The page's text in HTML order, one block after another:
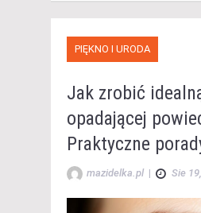
PIĘKNO I URODA
Jak zrobić
opadającej
Praktyczne
mazidelka.pl | Sie